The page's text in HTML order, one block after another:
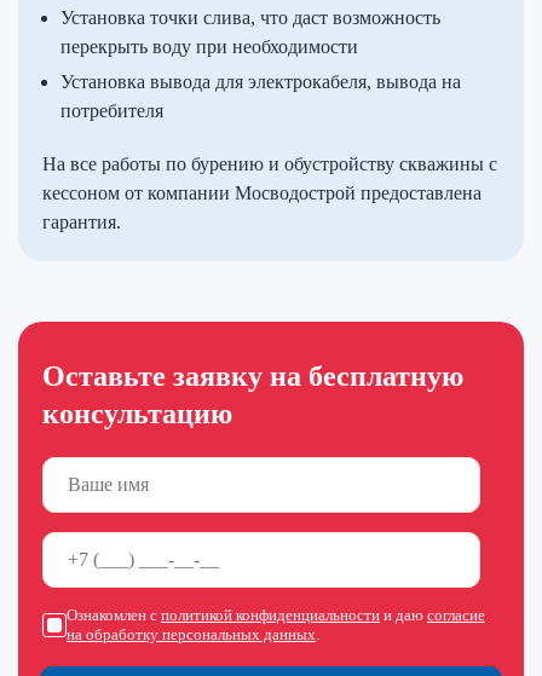
Установка точки слива, что даст возможность
перекрыть воду при необходимости
Установка вывода для электрокабеля, вывода на
потребителя
На все работы по бурению и обустройству скважины с
кессоном от компании Мосводострой предоставлена
гарантия.
Оставьте заявку на бесплатную
консультацию
Ознакомлен с политикой конфиденциальности и даю согласие
на обработку персональных данных.